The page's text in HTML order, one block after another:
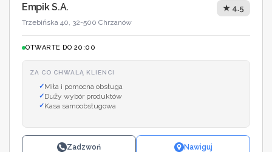
Empik S.A.
Trzebińska 40, 32-500 Chrzanów
★ 4.5
OTWARTE DO 20:00
ZA CO CHWALĄ KLIENCI
Miła i pomocna obsługa
Duży wybór produktów
Kasa samoobsługowa
Zadzwoń Nawiguj